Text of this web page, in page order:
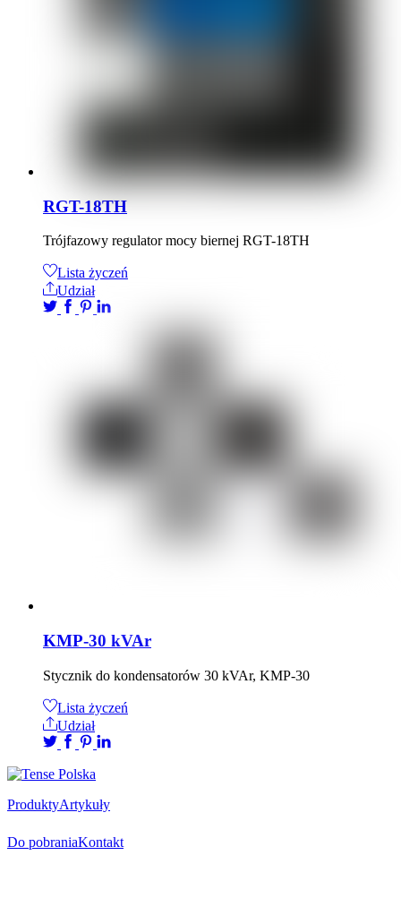
RGT-18TH
Trójfazowy regulator mocy biernej RGT-18TH
Lista życzeń
Udział
KMP-30 kVAr
Stycznik do kondensatorów 30 kVAr, KMP-30
Lista życzeń
Udział
ProduktyArtykuły
Do pobraniaKontakt